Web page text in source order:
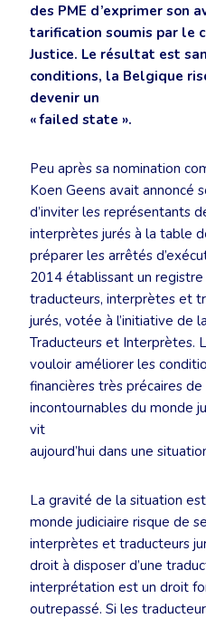
des PME d’exprimer son
tarification soumis par le
Justice. Le résultat est
conditions, la Belgique
devenir un
« failed state ».
Peu après sa nomination
Koen Geens avait annoncé
d’inviter les représentants
interprètes jurés à la table
préparer les arrêtés
2014 établissant un
traducteurs, interprètes et
jurés, votée à l’initiative de
Traducteurs et Interprètes.
vouloir améliorer les
financières très précaires
incontournables du monde
vit
aujourd’hui dans une
La gravité de la situation
monde judiciaire risque de
interprètes et traducteurs
droit à disposer d’une
interprétation est un droit
outrepassé. Si les